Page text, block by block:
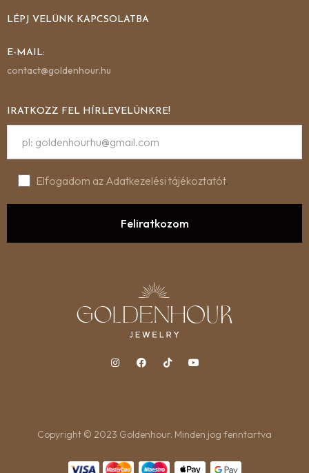
LÉPJ VELÜNK KAPCSOLATBA
E-MAIL:
contact@goldenhour.hu
IRATKOZZ FEL HÍRLEVELÜNKRE!
Elfogadom az Adatkezelési tájékoztatót.
Copyright © 2023 Goldenhour. Minden jog fenntartva